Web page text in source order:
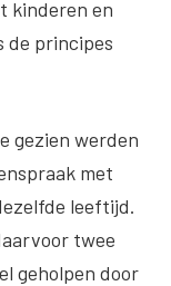
kinderen en
de principes
gezien werden
met
leeftijd.
twee
geholpen door